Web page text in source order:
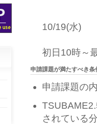
10/19(水)
初日10時～
申請課題が満たすべき条
申請課題の
されている